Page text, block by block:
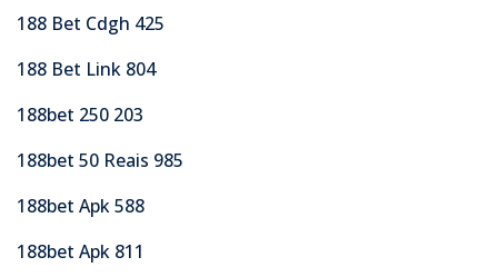
188 Bet Cdgh 425
188 Bet Link 804
188bet 250 203
188bet 50 Reais 985
188bet Apk 588
188bet Apk 811